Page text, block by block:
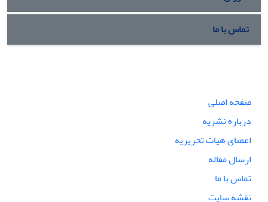
تماس با ما
صفحه اصلی
درباره نشریه
اعضای هیات تحریریه
ارسال مقاله
تماس با ما
نقشه سایت